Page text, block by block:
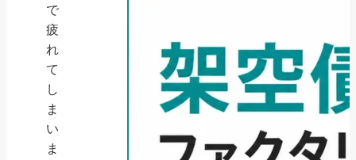
で
疲
れ
て
し
ま
い
ま